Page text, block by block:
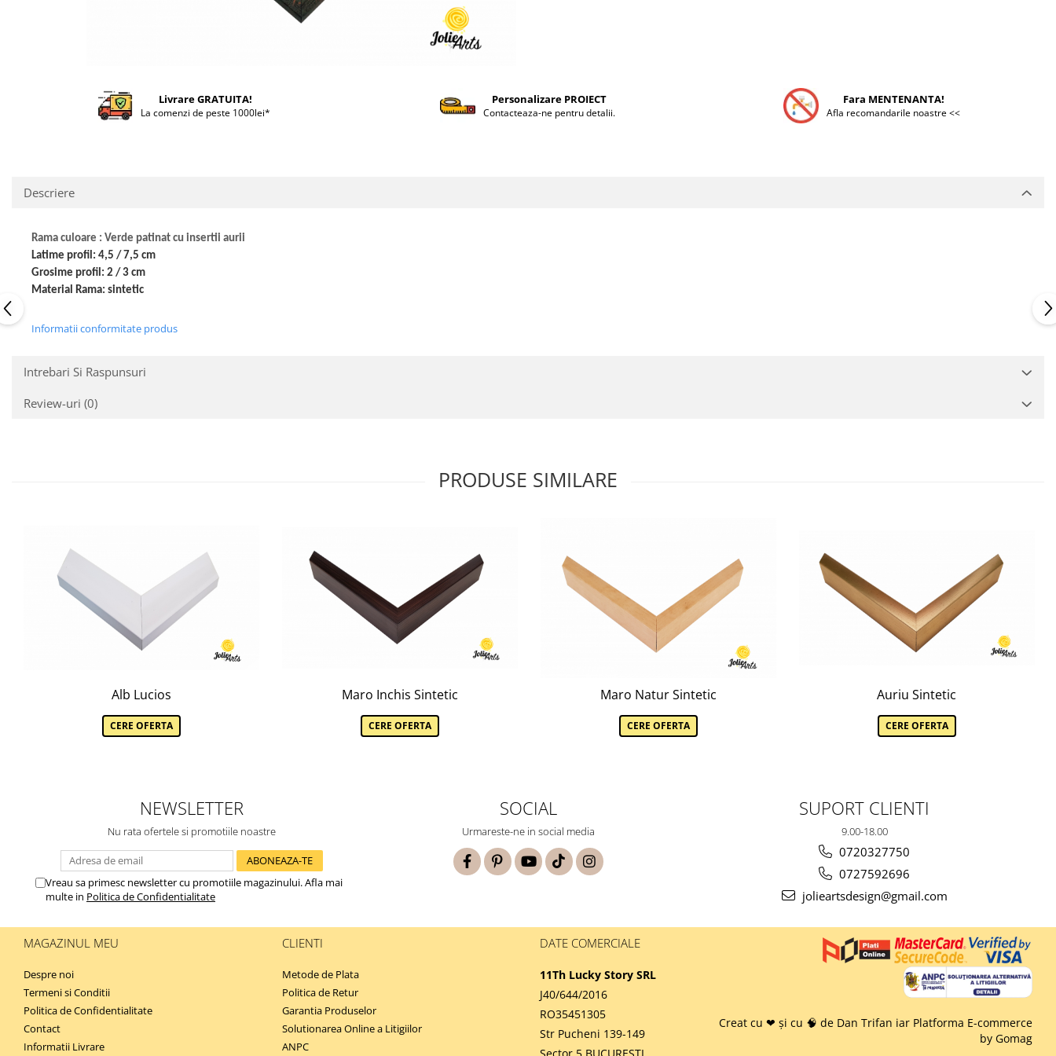
Livrare GRATUITA!
La comenzi de peste 1000lei*
Personalizare PROIECT
Contacteaza-ne pentru detalii.
Fara MENTENANTA!
Afla recomandarile noastre <<
Descriere
Rama culoare : Verde patinat cu insertii aurii
Latime profil: 4,5 / 7,5 cm
Grosime profil: 2 / 3 cm
Material Rama: sintetic
Informatii conformitate produs
Intrebari Si Raspunsuri
Review-uri (0)
PRODUSE SIMILARE
Alb Lucios
CERE OFERTA
Maro Inchis Sintetic
CERE OFERTA
Maro Natur Sintetic
CERE OFERTA
Auriu Sintetic
CERE OFERTA
NEWSLETTER
Nu rata ofertele si promotiile noastre
Vreau sa primesc newsletter cu promotiile magazinului. Afla mai
multe in Politica de Confidentialitate
SOCIAL
Urmareste-ne in social media
SUPORT CLIENTI
9.00-18.00
0720327750
0727592696
jolieartsdesign@gmail.com
MAGAZINUL MEU
Despre noi
Termeni si Conditii
Politica de Confidentialitate
Contact
Informatii Livrare
CLIENTI
Metode de Plata
Politica de Retur
Garantia Produselor
Solutionarea Online a Litigiilor
ANPC
DATE COMERCIALE
11Th Lucky Story SRL
J40/644/2016
RO35451305
Str Pucheni 139-149
Creat cu ❤ și cu 🧠 de Dan Trifan iar Platforma E-commerce
by Gomag